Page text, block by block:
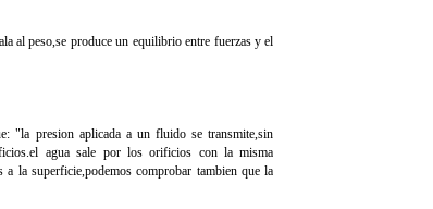
al peso,se produce un equilibrio entre fuerzas y el
"la presion aplicada a un fluido se transmite,sin
agua sale por los orificios con la misma
la superficie,podemos comprobar tambien que la